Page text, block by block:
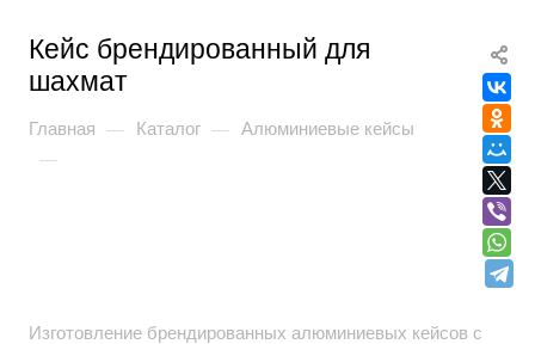
Кейс брендированный для
шахмат
Главная — Каталог — Алюминиевые кейсы
—
Изготовление брендированных алюминиевых кейсов с